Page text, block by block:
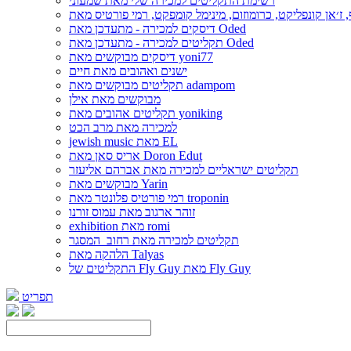
דיסקים למכירה - מתעדכן מאת Oded
תקליטים למכירה - מתעדכן מאת Oded
דיסקים מבוקשים מאת yoni77
ישנים ואהובים מאת חיים
תקליטים מבוקשים מאת adampom
מבוקשים מאת אילן
תקליטים אהובים מאת yoniking
למכירה מאת מרב הכט
jewish music מאת EL
אריס סאן מאת Doron Edut
תקליטים ישראליים למכירה מאת אברהם אליעזר
מבוקשים מאת Yarin
רמי פורטיס פלונטר מאת troponin
זוהר ארגוב מאת עמוס זורנו
exhibition מאת romi
תקליטים למכירה מאת רחוב_המסגר
הלהקה מאת Talyas
התקליטים של Fly Guy מאת Fly Guy
תפריט